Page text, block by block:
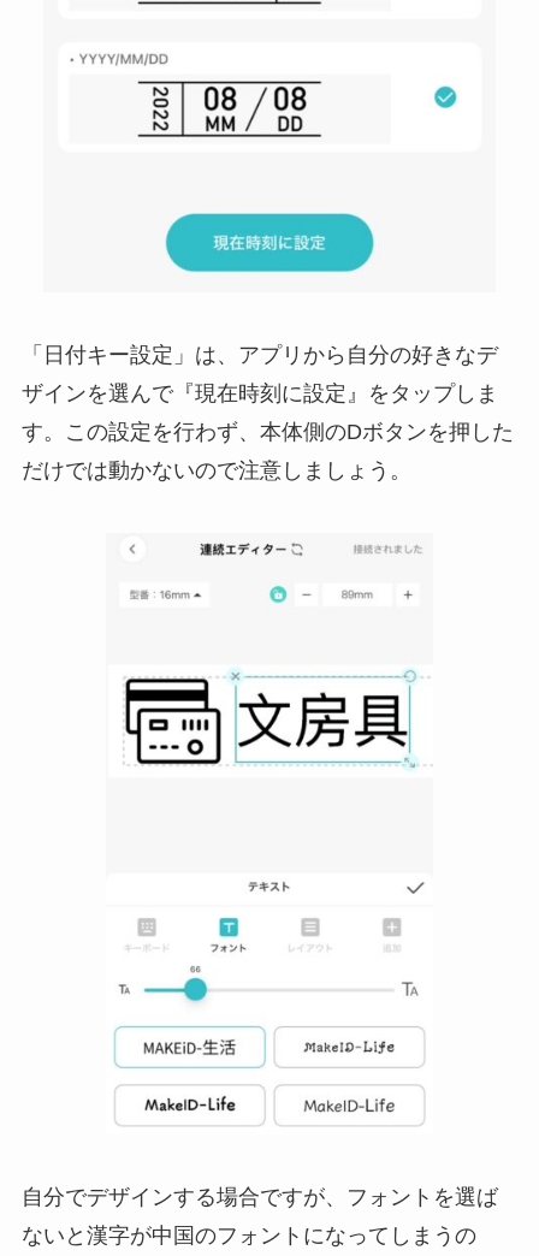
「日付キー設定」は、アプリから自分の好きなデ
ザインを選んで『現在時刻に設定』をタップしま
す。この設定を行わず、本体側のDボタンを押した
だけでは動かないので注意しましょう。
自分でデザインする場合ですが、フォントを選ば
ないと漢字が中国のフォントになってしまうの